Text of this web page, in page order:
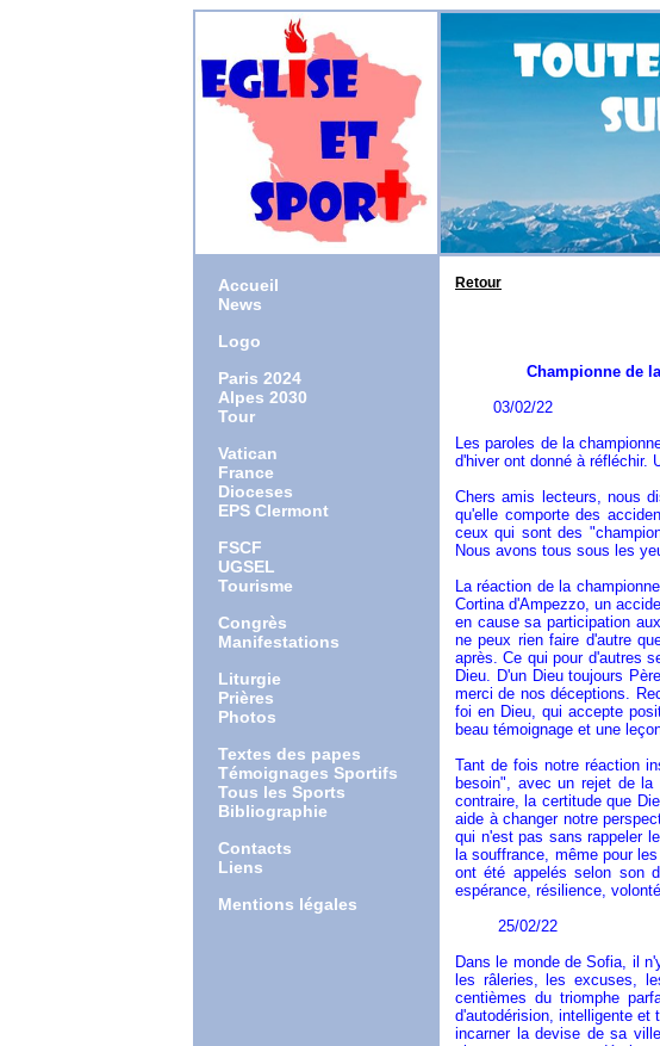
Accueil
News
Logo
Paris 2024
Alpes 2030
Tour
Vatican
France
Dioceses
EPS Clermont
FSCF
UGSEL
Tourisme
Congrès
Manifestations
Liturgie
Prières
Photos
Textes des papes
Témoignages Sportifs
Tous les Sports
Bibliographie
Contacts
Liens
Mentions légales
Retour
Championne de la
03/02/22
Les paroles de la
d'hiver ont donné à réfléchir.
Chers amis lecteurs, nous
qu'elle comporte des
ceux qui sont des
Nous avons tous sous les
La réaction de la
Cortina d'Ampezzo, un
en cause sa participation
ne peux rien faire d'autre
après. Ce qui pour d'autres
Dieu. D'un Dieu toujours
merci de nos déceptions.
foi en Dieu, qui accepte
beau témoignage et une
Tant de fois notre réaction
besoin", avec un rejet de
contraire, la certitude que
aide à changer notre
qui n'est pas sans rappeler
la souffrance, même pour
ont été appelés selon son
espérance, résilience,
25/02/22
Dans le monde de Sofia, il
les râleries, les excuses,
centièmes du triomphe
d'autodérision, intelligente et
incarner la devise de sa